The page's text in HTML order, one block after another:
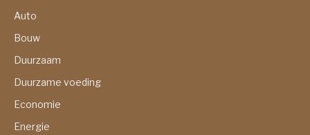
Auto
Bouw
Duurzaam
Duurzame voeding
Economie
Energie